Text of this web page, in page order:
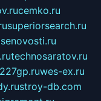
cemko.ru
superiorsearch.ru
senovosti.ru
technosaratov.ru
227gp.ruwes-ex.ru
stroy-db.com